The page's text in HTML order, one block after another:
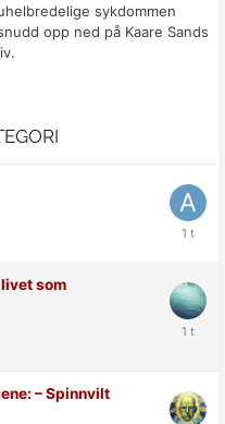
sykdommen
opp ned på Kaare Sands
som
–⁠ Spinnvilt